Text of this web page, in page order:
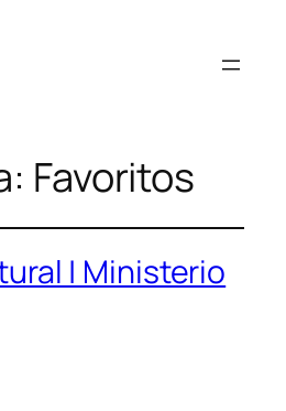
Favoritos
| Ministerio